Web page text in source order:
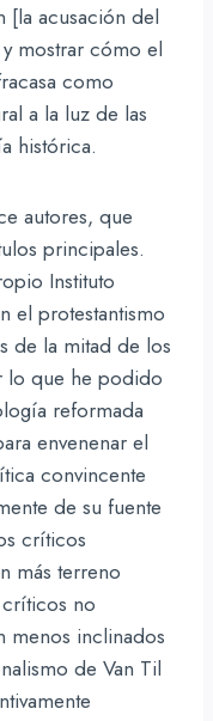
acusación del
mostrar cómo el
como
a la luz de las
histórica.
autores, que
principales.
Instituto
el protestantismo
de la mitad de los
lo que he podido
reformada
envenenar el
convincente
de su fuente
críticos
más terreno
no
menos inclinados
de Van Til